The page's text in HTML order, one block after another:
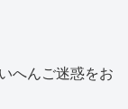
へんご迷惑をお